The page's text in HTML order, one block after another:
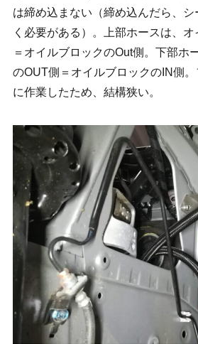
は締め込まない（締め込んだら、
く必要がある）。上部ホースは、
＝オイルブロックのOut側。下部ホ
のOUT側＝オイルブロックのIN側
に作業したため、結構狭い。